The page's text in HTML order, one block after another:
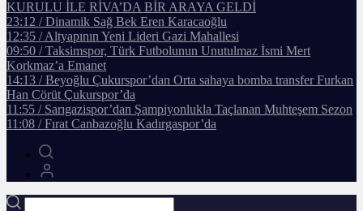
KURULU İLE RİVA’DA BİR ARAYA GELDİ
23:12 / Dinamik Sağ Bek Eren Karacaoğlu
12:35 / Altyapının Yeni Lideri Gazi Mahallesi
09:50 / Taksimspor, Türk Futbolunun Unutulmaz İsmi Mert
Korkmaz’a Emanet
14:13 / Beyoğlu Çukurspor’dan Orta sahaya bomba transfer Furkan
Han Cörüt Çukurspor’da
11:55 / Sarıgazispor’dan Şampiyonlukla Taçlanan Muhteşem Sezon
11:08 / Fırat Canbazoğlu Kadırgaspor’da